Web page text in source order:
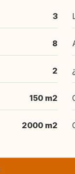
3
8
2
150 m2
2000 m2